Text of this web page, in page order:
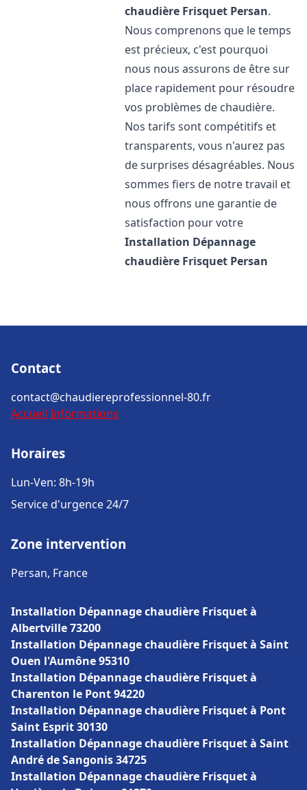
chaudière Frisquet Persan.
Nous comprenons que le temps
est précieux, c'est pourquoi
nous nous assurons de être sur
place rapidement pour résoudre
vos problèmes de chaudière.
Nos tarifs sont compétitifs et
transparents, vous n'aurez pas
de surprises désagréables. Nous
sommes fiers de notre travail et
nous offrons une garantie de
satisfaction pour votre
Installation Dépannage
chaudière Frisquet Persan
Contact
contact@chaudiereprofessionnel-80.fr
Accueil Informations
Horaires
Lun-Ven: 8h-19h
Service d'urgence 24/7
Zone intervention
Persan, France
Installation Dépannage chaudière Frisquet à
Albertville 73200
Installation Dépannage chaudière Frisquet à Saint
Ouen l'Aumône 95310
Installation Dépannage chaudière Frisquet à
Charenton le Pont 94220
Installation Dépannage chaudière Frisquet à Pont
Saint Esprit 30130
Installation Dépannage chaudière Frisquet à Saint
André de Sangonis 34725
Installation Dépannage chaudière Frisquet à